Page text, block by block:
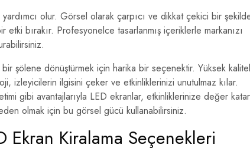
olur. Görsel olarak çarpıcı ve dikkat çekici bir
etki bırakır. Profesyonelce tasarlanmış içeriklerle markanızı
şölene dönüştürmek için harika bir seçenektir. Yüksek
izleyicilerin ilgisini çeker ve etkinliklerinizi unutulmaz kılar.
gibi avantajlarıyla LED ekranlar, etkinliklerinize değer
olmak için bu görsel gücü kullanabilirsiniz.
Ekran Kiralama Seçenekleri